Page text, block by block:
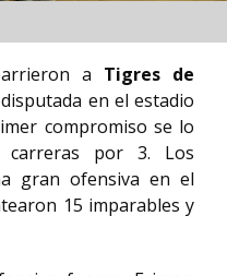
a Tigres de
en el estadio
compromiso se lo
carreras por 3. Los
gran ofensiva en el
15 imparables y